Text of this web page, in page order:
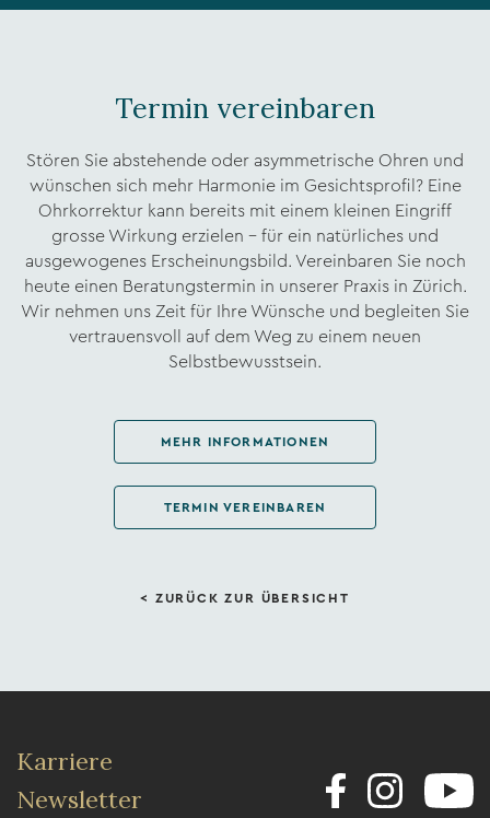
Termin vereinbaren
Stören Sie abstehende oder asymmetrische Ohren und
wünschen sich mehr Harmonie im Gesichtsprofil? Eine
Ohrkorrektur kann bereits mit einem kleinen Eingriff
grosse Wirkung erzielen – für ein natürliches und
ausgewogenes Erscheinungsbild. Vereinbaren Sie noch
heute einen Beratungstermin in unserer Praxis in Zürich.
Wir nehmen uns Zeit für Ihre Wünsche und begleiten Sie
vertrauensvoll auf dem Weg zu einem neuen
Selbstbewusstsein.
MEHR INFORMATIONEN
TERMIN VEREINBAREN
< ZURÜCK ZUR ÜBERSICHT
Karriere
Newsletter